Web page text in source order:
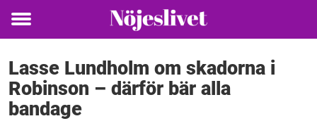
Toggle
Lasse Lundholm om skadorna i
Robinson – därför bär alla
bandage